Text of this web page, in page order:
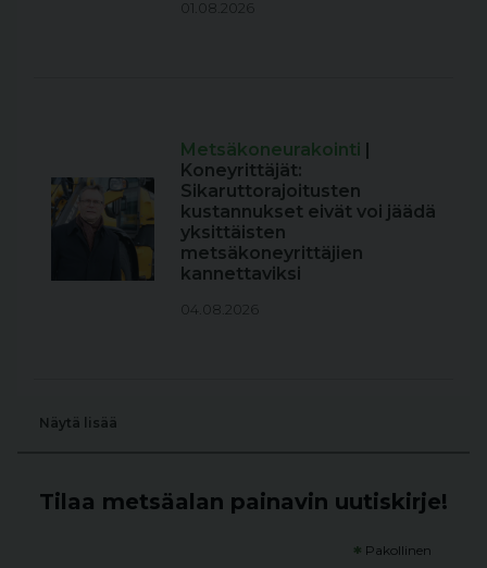
01.08.2026
Metsäkoneurakointi |
Koneyrittäjät:
Sikaruttorajoitusten
kustannukset eivät voi jäädä
yksittäisten
metsäkoneyrittäjien
kannettaviksi
04.08.2026
Näytä lisää
Tilaa metsäalan painavin uutiskirje!
* Pakollinen